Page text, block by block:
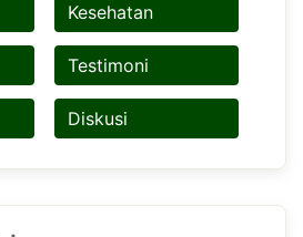
Kesehatan
Testimoni
Diskusi